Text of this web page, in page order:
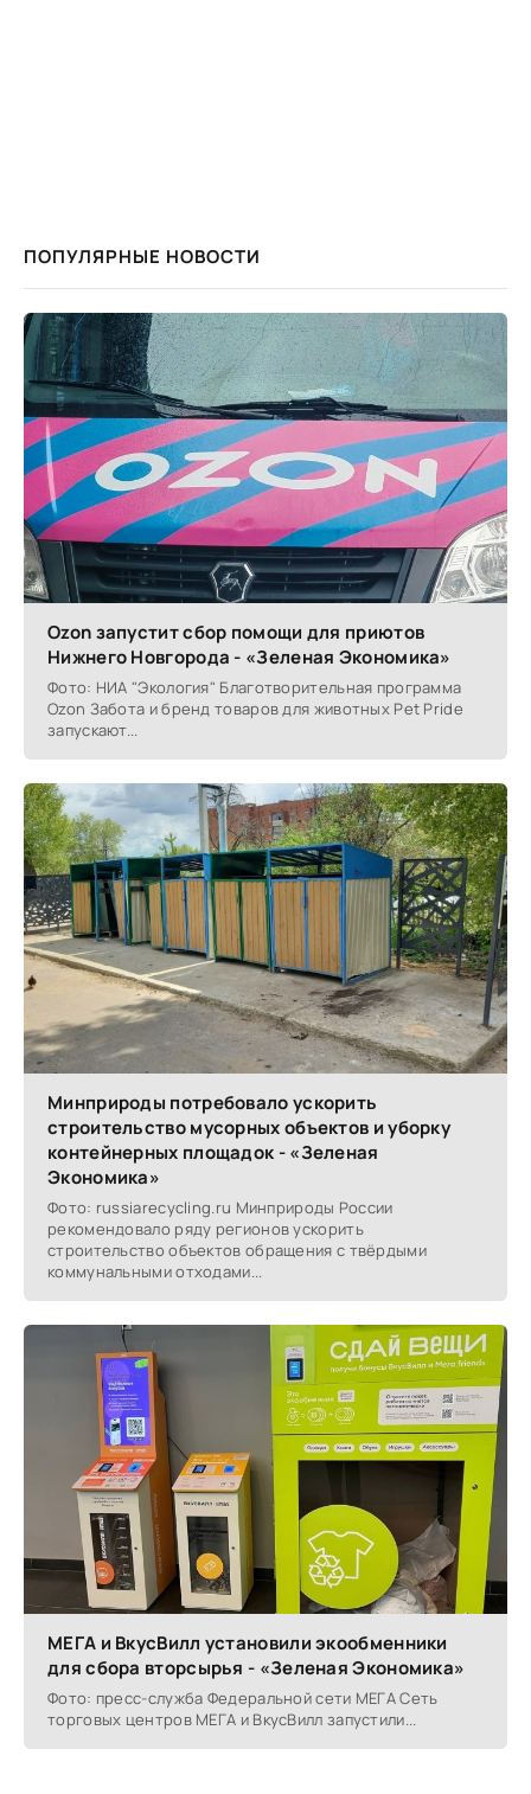
ПОПУЛЯРНЫЕ НОВОСТИ
Ozon запустит сбор помощи для приютов
Нижнего Новгорода - «Зеленая Экономика»
Фото: НИА "Экология" Благотворительная программа
Ozon Забота и бренд товаров для животных Pet Pride
запускают...
Минприроды потребовало ускорить
строительство мусорных объектов и уборку
контейнерных площадок - «Зеленая
Экономика»
Фото: russiarecycling.ru Минприроды России
рекомендовало ряду регионов ускорить
строительство объектов обращения с твёрдыми
коммунальными отходами...
МЕГА и ВкусВилл установили экообменники
для сбора вторсырья - «Зеленая Экономика»
Фото: пресс-служба Федеральной сети МЕГА Сеть
торговых центров МЕГА и ВкусВилл запустили...